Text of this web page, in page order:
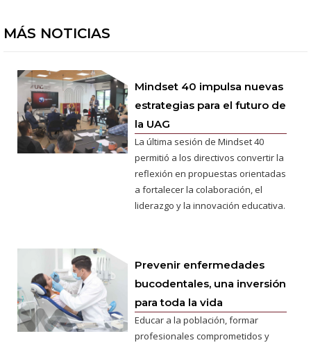
MÁS NOTICIAS
Mindset 40 impulsa nuevas
estrategias para el futuro de
la UAG
La última sesión de Mindset 40
permitió a los directivos convertir la
reflexión en propuestas orientadas
a fortalecer la colaboración, el
liderazgo y la innovación educativa.
Prevenir enfermedades
bucodentales, una inversión
para toda la vida
Educar a la población, formar
profesionales comprometidos y